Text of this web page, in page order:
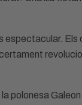
espectacular.
certament
polonesa